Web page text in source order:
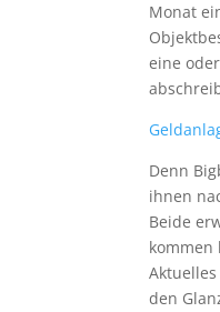
Monat
eine
Denn
ihnen
Beide
kommen
den